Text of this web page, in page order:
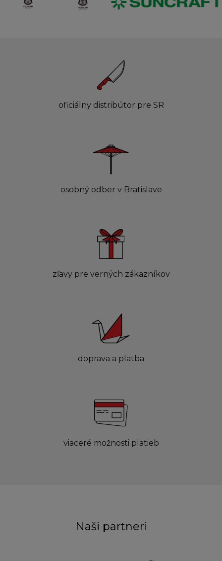
oficiálny distribútor pre SR
osobný odber v Bratislave
zľavy pre verných zákazníkov
doprava a platba
viaceré možnosti platieb
Naši partneri